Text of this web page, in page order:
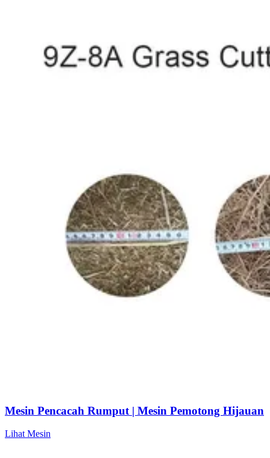
Mesin Pencacah Rumput | Mesin Pemotong Hijauan
Lihat Mesin